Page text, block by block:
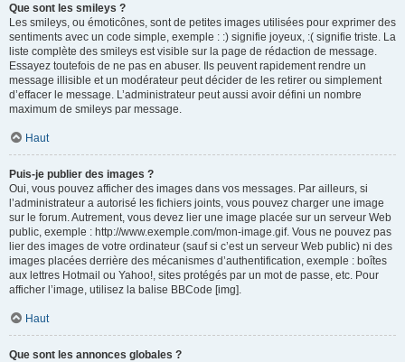
Que sont les smileys ?
Les smileys, ou émoticônes, sont de petites images utilisées pour exprimer des
sentiments avec un code simple, exemple : :) signifie joyeux, :( signifie triste. La
liste complète des smileys est visible sur la page de rédaction de message.
Essayez toutefois de ne pas en abuser. Ils peuvent rapidement rendre un
message illisible et un modérateur peut décider de les retirer ou simplement
d’effacer le message. L’administrateur peut aussi avoir défini un nombre
maximum de smileys par message.
Haut
Puis-je publier des images ?
Oui, vous pouvez afficher des images dans vos messages. Par ailleurs, si
l’administrateur a autorisé les fichiers joints, vous pouvez charger une image
sur le forum. Autrement, vous devez lier une image placée sur un serveur Web
public, exemple : http://www.exemple.com/mon-image.gif. Vous ne pouvez pas
lier des images de votre ordinateur (sauf si c’est un serveur Web public) ni des
images placées derrière des mécanismes d’authentification, exemple : boîtes
aux lettres Hotmail ou Yahoo!, sites protégés par un mot de passe, etc. Pour
afficher l’image, utilisez la balise BBCode [img].
Haut
Que sont les annonces globales ?